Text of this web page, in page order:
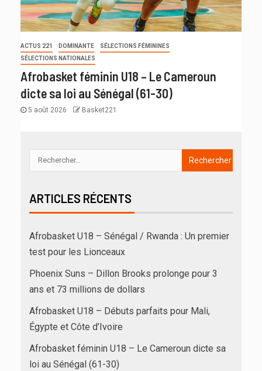
ACTUS 221 DOMINANTE
SÉLECTIONS FÉMININES
SÉLECTIONS NATIONALES
Afrobasket féminin U18 – Le Cameroun
dicte sa loi au Sénégal (61-30)
5 août 2026 Basket221
ARTICLES RÉCENTS
Afrobasket U18 – Sénégal / Rwanda : Un premier
test pour les Lionceaux
Phoenix Suns – Dillon Brooks prolonge pour 3
ans et 73 millions de dollars
Afrobasket U18 – Débuts parfaits pour Mali,
Égypte et Côte d’Ivoire
Afrobasket féminin U18 – Le Cameroun dicte sa
loi au Sénégal (61-30)